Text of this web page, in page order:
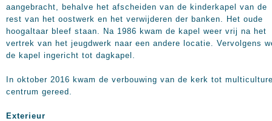
aangebracht, behalve het afscheiden van de kinderkapel van de
rest van het oostwerk en het verwijderen der banken. Het oude
hoogaltaar bleef staan. Na 1986 kwam de kapel weer vrij na het
vertrek van het jeugdwerk naar een andere locatie. Vervolgens
de kapel ingericht tot dagkapel.
In oktober 2016 kwam de verbouwing van de kerk tot
centrum gereed.
Exterieur